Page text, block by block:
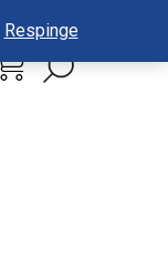
Respinge